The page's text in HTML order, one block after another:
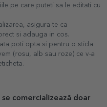
pe care puteti sa le editati cu
asigura-te ca
si adauga in cos.
poti opta si pentru o sticla
(rosu, alb sau roze) ce v-a
comercializează doar